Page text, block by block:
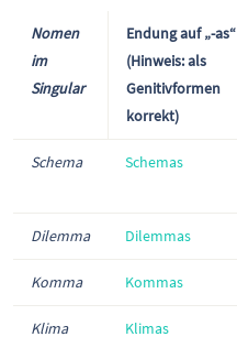
Nomen
im
Singular
Endung auf „-as“
(Hinweis: als
Genitivformen
korrekt)
Schema Schemas
Dilemma Dilemmas
Komma Kommas
Klima Klimas